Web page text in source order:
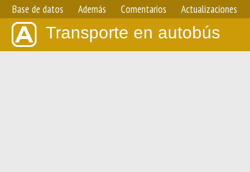
Base de datos Además Comentarios Actualizaciones
Transporte en autobús